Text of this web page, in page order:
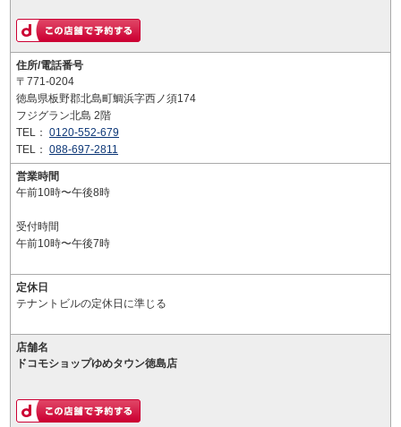
住所/電話番号
〒771-0204
徳島県板野郡北島町鯛浜字西ノ須174
フジグラン北島 2階
TEL： 0120-552-679
TEL： 088-697-2811
営業時間
午前10時〜午後8時
受付時間
午前10時〜午後7時
定休日
テナントビルの定休日に準じる
店舗名
ドコモショップゆめタウン徳島店